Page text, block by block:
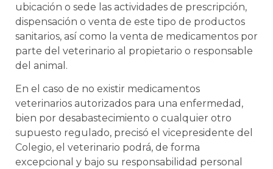
ubicación o sede las actividades de prescripción,
dispensación o venta de este tipo de productos
sanitarios, así como la venta de medicamentos por
parte del veterinario al propietario o responsable
del animal.
En el caso de no existir medicamentos
veterinarios autorizados para una enfermedad,
bien por desabastecimiento o cualquier otro
supuesto regulado, precisó el vicepresidente del
Colegio, el veterinario podrá, de forma
excepcional y bajo su responsabilidad personal